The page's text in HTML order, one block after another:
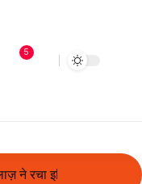
5
फिल्म अभिनेत्री